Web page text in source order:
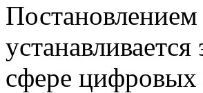
сфере цифровых